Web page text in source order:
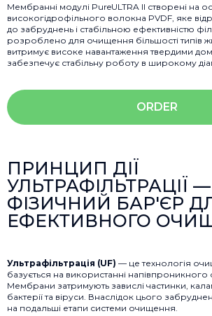
Мембранні модулі PureULTRA II створені на
високогідрофільного волокна PVDF, яке
до забруднень і стабільною ефективністю
розроблено для очищення більшості типів
витримує високе навантаження твердими
забезпечує стабільну роботу в широкому
ORDER
ПРИНЦИП ДІЇ
УЛЬТРАФІЛЬТРАЦІЇ —
ФІЗИЧНИЙ БАР'ЄР
ЕФЕКТИВНОГО
Ультрафільтрація (UF) — це технологія
базується на використанні напівпроникного
Мембрани затримують завислі частинки,
бактерії та віруси. Внаслідок цього
на подальші етапи системи очищення.